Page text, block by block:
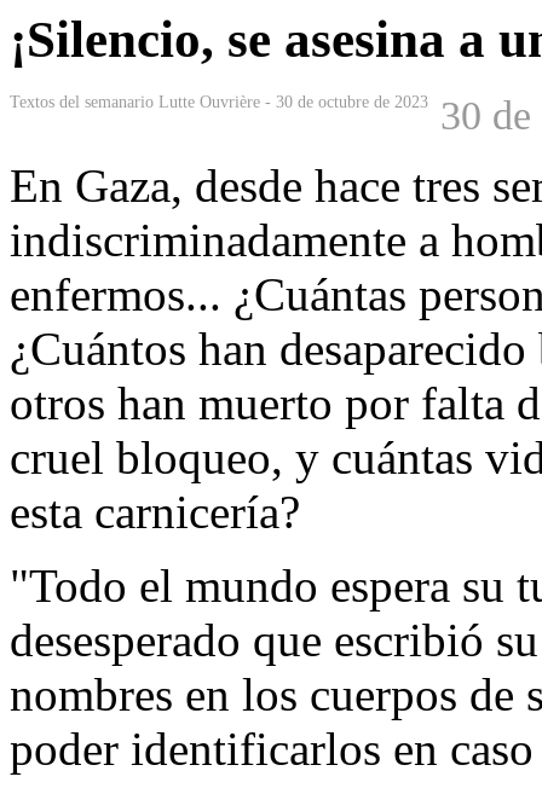
¡Silencio, se asesina a
Textos del semanario Lutte Ouvrière - 30 de octubre de 2023 30
En Gaza, desde hace tres
indiscriminadamente a
enfermos... ¿Cuántas
¿Cuántos han
otros han muerto por falta
cruel bloqueo, y cuántas
esta carnicería?
"Todo el mundo espera su
desesperado que escribió
nombres en los cuerpos
poder identificarlos en